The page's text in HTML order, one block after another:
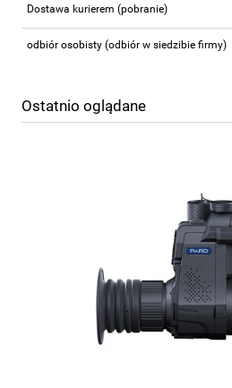
Dostawa kurierem (pobranie)
odbiór osobisty (odbiór w siedzibie firmy)
Ostatnio oglądane